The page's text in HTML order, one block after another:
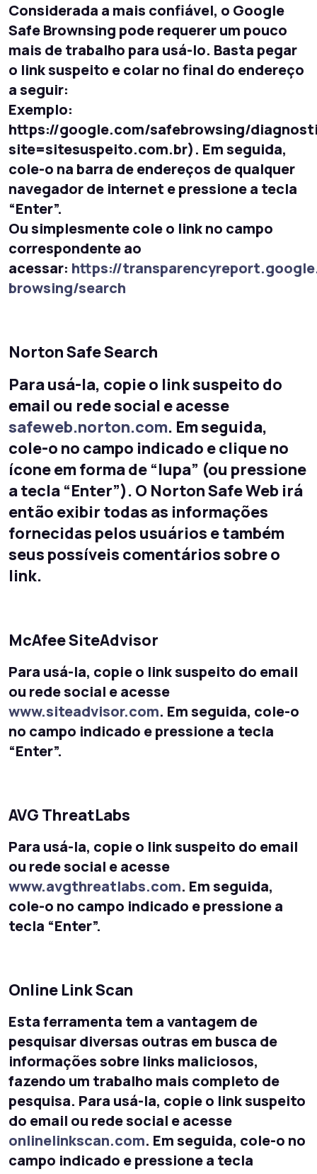
Considerada a mais confiável, o Google
Safe Brownsing pode requerer um pouco
mais de trabalho para usá-lo. Basta pegar
o link suspeito e colar no final do endereço
a seguir:
Exemplo:
https://google.com/safebrowsing/
site=sitesuspeito.com.br). Em seguida,
cole-o na barra de endereços de qualquer
navegador de internet e pressione a tecla
“Enter”.
Ou simplesmente cole o link no campo
correspondente ao
acessar: https://
browsing/search
Norton Safe Search
Para usá-la, copie o link suspeito do
email ou rede social e acesse
safeweb.norton.com. Em seguida,
cole-o no campo indicado e clique no
ícone em forma de “lupa” (ou pressione
a tecla “Enter”). O Norton Safe Web irá
então exibir todas as informações
fornecidas pelos usuários e também
seus possíveis comentários sobre o
link.
McAfee SiteAdvisor
Para usá-la, copie o link suspeito do email
ou rede social e acesse
www.siteadvisor.com. Em seguida, cole-o
no campo indicado e pressione a tecla
“Enter”.
AVG ThreatLabs
Para usá-la, copie o link suspeito do email
ou rede social e acesse
www.avgthreatlabs.com. Em seguida,
cole-o no campo indicado e pressione a
tecla “Enter”.
Online Link Scan
Esta ferramenta tem a vantagem de
pesquisar diversas outras em busca de
informações sobre links maliciosos,
fazendo um trabalho mais completo de
pesquisa. Para usá-la, copie o link suspeito
do email ou rede social e acesse
onlinelinkscan.com. Em seguida, cole-o no
campo indicado e pressione a tecla